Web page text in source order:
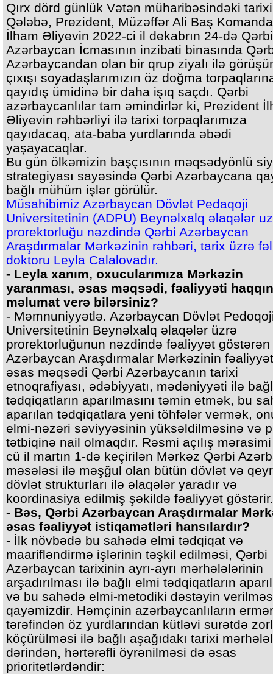
Qırx dörd günlük Vətən müharibəsindəki tarixi
Qələbə, Prezident, Müzəffər Ali Baş
İlham Əliyevin 2022-ci il dekabrın 24-də Qərbi
Azərbaycan İcmasının inzibati binasında
Azərbaycandan olan bir qrup ziyalı ilə
çıxışı soyadaşlarımızın öz doğma
qayıdış ümidinə bir daha işıq saçdı. Qərbi
azərbaycanlılar tam əmindirlər ki, Prezident
Əliyevin rəhbərliyi ilə tarixi torpaqlarımıza
qayıdacaq, ata-baba yurdlarında əbədi
yaşayacaqlar.
Bu gün ölkəmizin başçısının məqsədyönlü
strategiyası sayəsində Qərbi Azərbaycana
bağlı mühüm işlər görülür.
Müsahibimiz Azərbaycan Dövlət Pedaqoji
Universitetinin (ADPU) Beynəlxalq əlaqələr
prorektorluğu nəzdində Qərbi Azərbaycan
Araşdırmalar Mərkəzinin rəhbəri, tarix üzrə
doktoru Leyla Calalovadır.
- Leyla xanım, oxucularımıza Mərkəzin
yaranması, əsas məqsədi, fəaliyyəti
məlumat verə bilərsiniz?
- Məmnuniyyətlə. Azərbaycan Dövlət
Universitetinin Beynəlxalq əlaqələr üzrə
prorektorluğunun nəzdində fəaliyyət göstərən
Azərbaycan Araşdırmalar Mərkəzinin
əsas məqsədi Qərbi Azərbaycanın tarixi
etnoqrafiyası, ədəbiyyatı, mədəniyyəti ilə
tədqiqatların aparılmasını təmin etmək, bu
aparılan tədqiqatlara yeni töhfələr vermək,
elmi-nəzəri səviyyəsinin yüksəldilməsinə və
tətbiqinə nail olmaqdır. Rəsmi açılış
cü il martın 1-də keçirilən Mərkəz Qərbi
məsələsi ilə məşğul olan bütün dövlət və
dövlət strukturları ilə əlaqələr yaradır və
koordinasiya edilmiş şəkildə fəaliyyət göstərir.
- Bəs, Qərbi Azərbaycan Araşdırmalar
əsas fəaliyyət istiqamətləri hansılardır?
- İlk növbədə bu sahədə elmi tədqiqat və
maarifləndirmə işlərinin təşkil edilməsi, Qərbi
Azərbaycan tarixinin ayrı-ayrı mərhələlərinin
arşadırılması ilə bağlı elmi tədqiqatların
və bu sahədə elmi-metodiki dəstəyin
qayəmizdir. Həmçinin azərbaycanlıların
tərəfindən öz yurdlarından kütləvi surətdə
köçürülməsi ilə bağlı aşağıdakı tarixi
dərindən, hərtərəfli öyrənilməsi də əsas
prioritetlərdəndir: